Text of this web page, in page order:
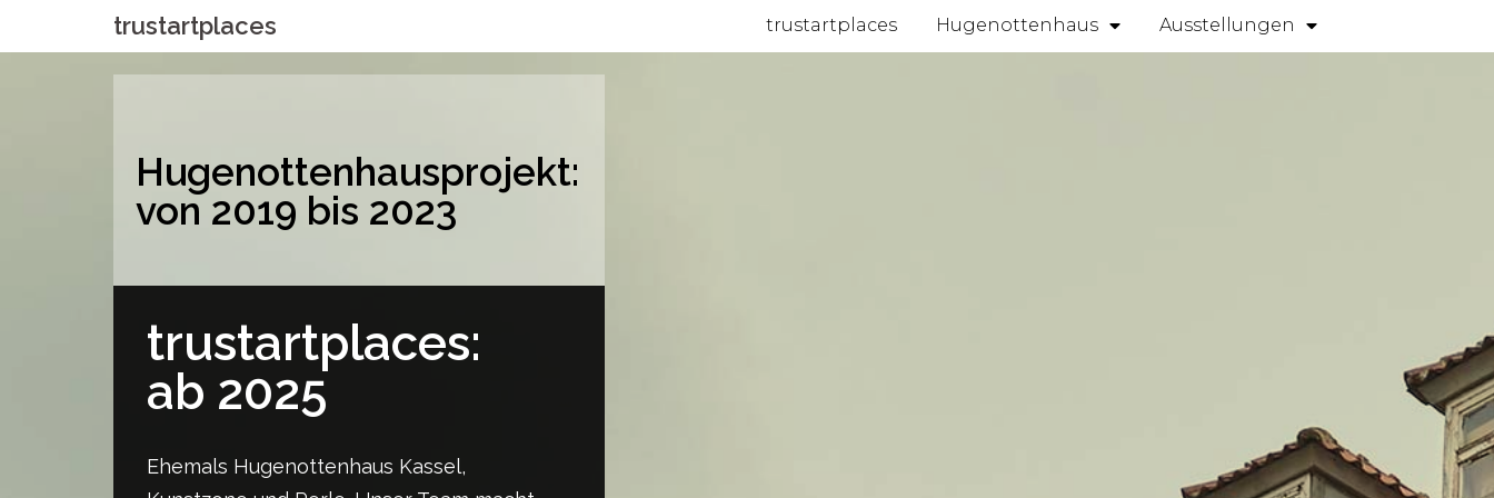
trustartplaces trustartplaces Hugenottenhaus Ausstellungen
Hugenottenhausprojekt:
von 2019 bis 2023
trustartplaces:
ab 2025
Ehemals Hugenottenhaus Kassel,